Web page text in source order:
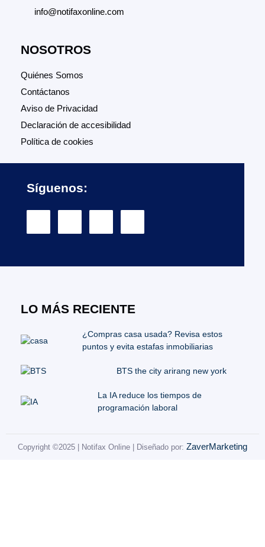
info@notifaxonline.com
NOSOTROS
Quiénes Somos
Contáctanos
Aviso de Privacidad
Declaración de accesibilidad
Política de cookies
Síguenos:
LO MÁS RECIENTE
¿Compras casa usada? Revisa estos
puntos y evita estafas inmobiliarias
BTS the city arirang new york
La IA reduce los tiempos de
programación laboral
Copyright ©2025 | Notifax Online | Diseñado por: ZaverMarketing